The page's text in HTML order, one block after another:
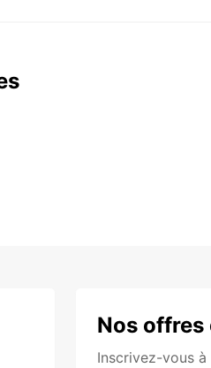
Nos
Inscrivez-vous